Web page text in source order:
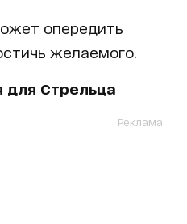
опередить
желаемого.
для Стрельца
Реклама